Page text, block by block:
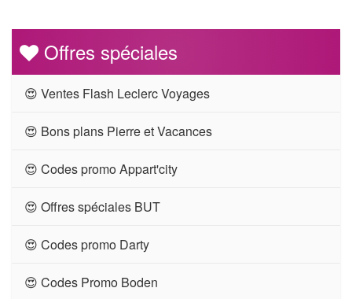
Offres spéciales
😍 Ventes Flash Leclerc Voyages
😍 Bons plans Pierre et Vacances
😍 Codes promo Appart'city
😍 Offres spéciales BUT
😍 Codes promo Darty
😍 Codes Promo Boden